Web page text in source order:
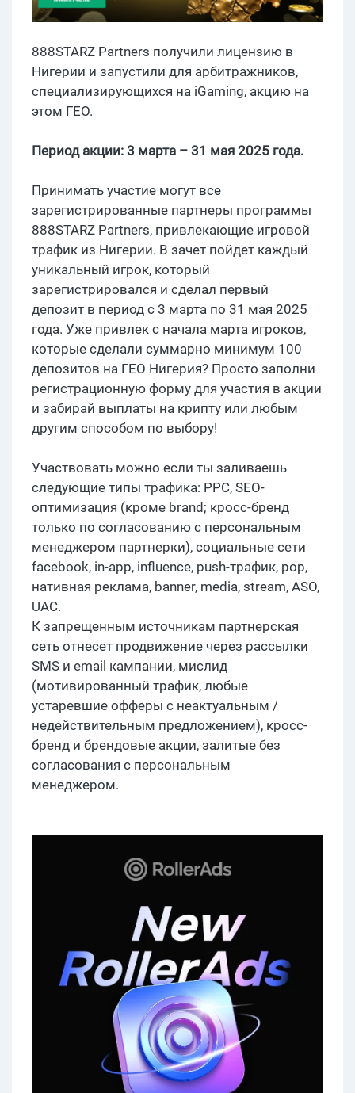
888STARZ Partners получили лицензию в
Нигерии и запустили для арбитражников,
специализирующихся на iGaming, акцию на
этом ГЕО.
Период акции: 3 марта – 31 мая 2025 года.
Принимать участие могут все
зарегистрированные партнеры программы
888STARZ Partners, привлекающие игровой
трафик из Нигерии. В зачет пойдет каждый
уникальный игрок, который
зарегистрировался и сделал первый
депозит в период с 3 марта по 31 мая 2025
года. Уже привлек с начала марта игроков,
которые сделали суммарно минимум 100
депозитов на ГЕО Нигерия? Просто заполни
регистрационную форму для участия в акции
и забирай выплаты на крипту или любым
другим способом по выбору!
Участвовать можно если ты заливаешь
следующие типы трафика: PPC, SEO-
оптимизация (кроме brand; кросс-бренд
только по согласованию с персональным
менеджером партнерки), социальные сети
facebook, in-app, influence, push-трафик, pop,
нативная реклама, banner, media, stream, ASO,
UAC.
К запрещенным источникам партнерская
сеть отнесет продвижение через рассылки
SMS и email кампании, мислид
(мотивированный трафик, любые
устаревшие офферы с неактуальным /
недействительным предложением), кросс-
бренд и брендовые акции, залитые без
согласования с персональным
менеджером.